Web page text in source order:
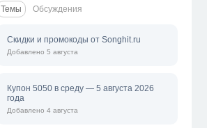
Темы Обсуждения
Скидки и промокоды от Songhit.ru
Добавлено 5 августа
Купон 5050 в среду — 5 августа 2026
года
Добавлено 4 августа